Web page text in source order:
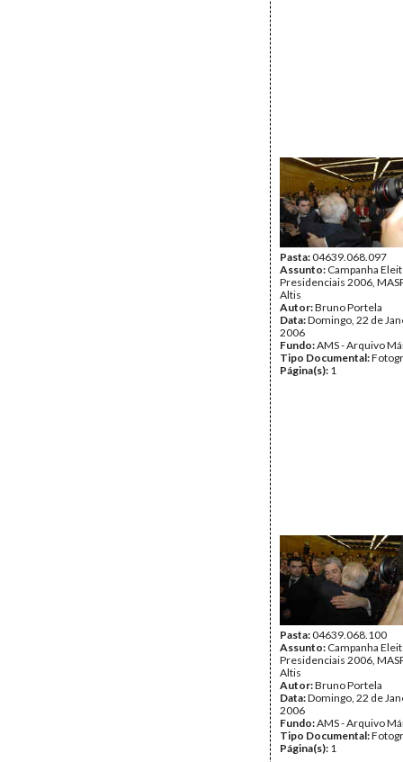
Pasta:04639.068.097
Assunto: Campanha
Presidenciais 2006,
Altis
Autor:Bruno Portela
Data:Domingo, 22 de
2006
Fundo:AMS - Arquivo
Tipo Documental:
Página(s): 1
Pasta:04639.068.100
Assunto: Campanha
Presidenciais 2006,
Altis
Autor:Bruno Portela
Data:Domingo, 22 de
2006
Fundo:AMS - Arquivo
Tipo Documental:
Página(s): 1